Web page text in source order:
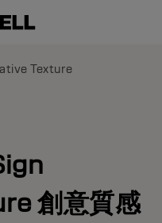
Texture
創意質感